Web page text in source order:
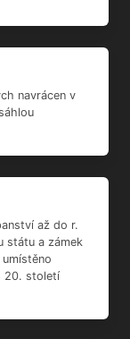
navrácen v
až do r.
státu a zámek
20. století